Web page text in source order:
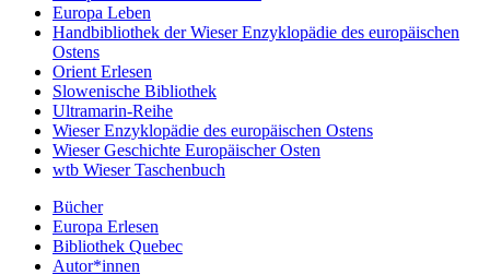
Europa Leben
Handbibliothek der Wieser Enzyklopädie des europäischen
Ostens
Orient Erlesen
Slowenische Bibliothek
Ultramarin-Reihe
Wieser Enzyklopädie des europäischen Ostens
Wieser Geschichte Europäischer Osten
wtb Wieser Taschenbuch
Bücher
Europa Erlesen
Bibliothek Quebec
Autor*innen